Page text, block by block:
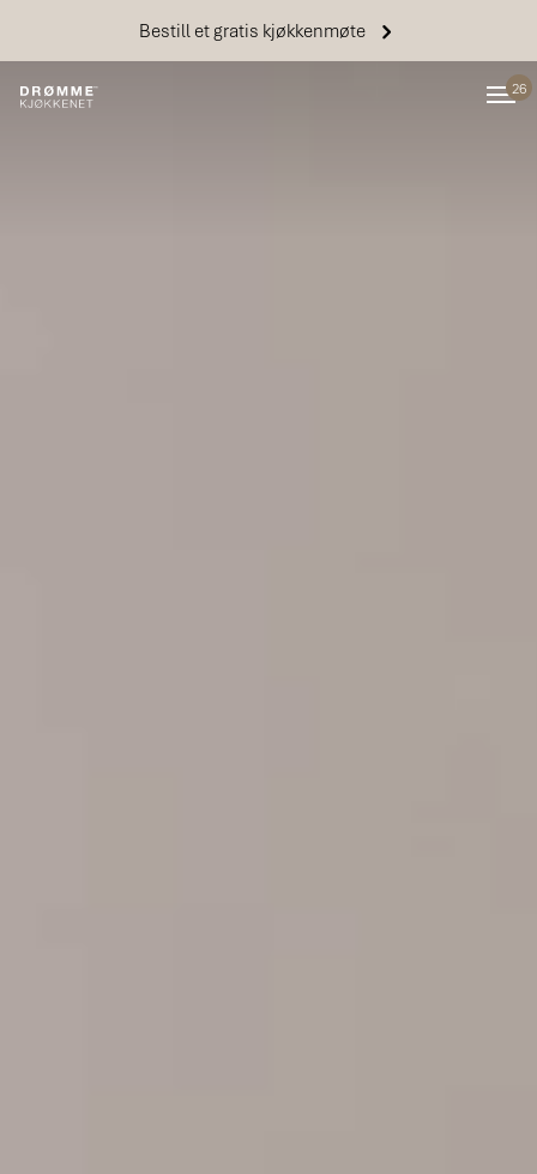
Bestill et gratis kjøkkenmøte
26